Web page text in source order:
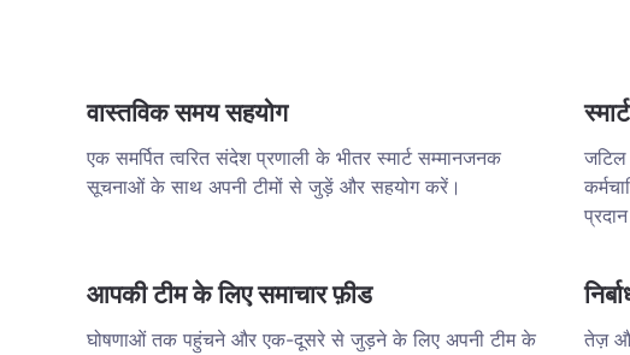
वास्तविक समय सहयोग
एक समर्पित त्वरित संदेश प्रणाली के भीतर स्मार्ट सम्मानजनक
सूचनाओं के साथ अपनी टीमों से जुड़ें और सहयोग करें।
आपकी टीम के लिए समाचार फ़ीड
घोषणाओं तक पहुंचने और एक-दूसरे से जुड़ने के लिए अपनी टीम के
तेज़